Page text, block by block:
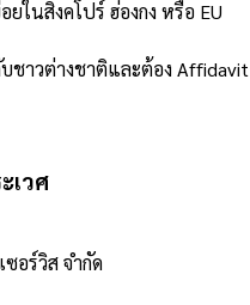
ในสิงคโปร์ ฮ่องกง หรือ EU
ชาวต่างชาติและต้อง Affidavit
เวศ
อร์วิส จำกัด